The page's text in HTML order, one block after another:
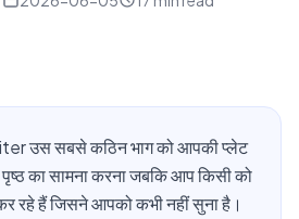
उस सबसे कठिन भाग को आपकी प्लेट
का सामना करना जबकि आप किसी को
रहे हैं जिसने आपको कभी नहीं सुना है।